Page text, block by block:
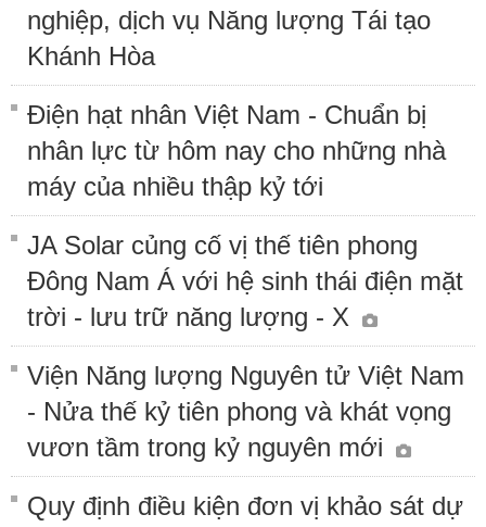
nghiệp, dịch vụ Năng lượng Tái tạo
Khánh Hòa
Điện hạt nhân Việt Nam - Chuẩn bị
nhân lực từ hôm nay cho những nhà
máy của nhiều thập kỷ tới
JA Solar củng cố vị thế tiên phong
Đông Nam Á với hệ sinh thái điện mặt
trời - lưu trữ năng lượng - X
Viện Năng lượng Nguyên tử Việt Nam
- Nửa thế kỷ tiên phong và khát vọng
vươn tầm trong kỷ nguyên mới
Quy định điều kiện đơn vị khảo sát dự